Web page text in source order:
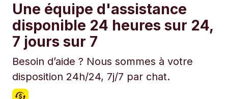
Une équipe d'assistance
disponible 24 heures sur 24,
7 jours sur 7
Besoin d’aide ? Nous sommes à votre
disposition 24h/24, 7j/7 par chat.